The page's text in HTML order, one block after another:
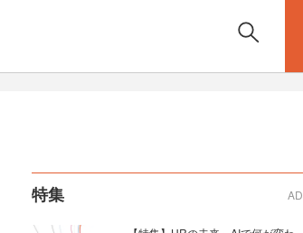
特集 AD